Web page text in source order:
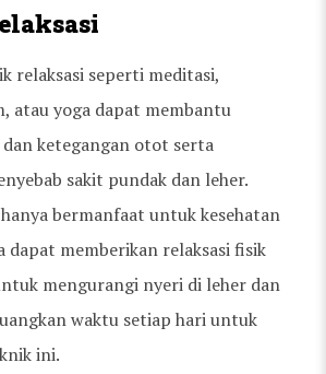
relaksasi seperti meditasi,
atau yoga dapat membantu
ketegangan otot serta
sakit pundak dan leher.
bermanfaat untuk kesehatan
memberikan relaksasi fisik
mengurangi nyeri di leher dan
waktu setiap hari untuk
ini.